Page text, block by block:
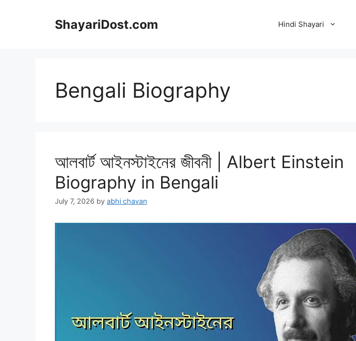
ShayariDost.com Hindi Shayari
Bengali Biography
আলবার্ট আইনস্টাইনের জীবনী | Albert Einstein
Biography in Bengali
July 7, 2026 by abhi chavan